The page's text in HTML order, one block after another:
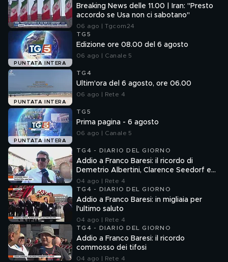
Breaking News delle 11.00 | Iran: "Presto
accordo se Usa non ci sabotano"
06 ago | Tgcom24
PUNTATA INTERA
TG5
Edizione ore 08.00 del 6 agosto
06 ago | Canale 5
PUNTATA INTERA
TG4
Ultim'ora del 6 agosto, ore 06.00
06 ago | Rete 4
PUNTATA INTERA
TG5
Prima pagina - 6 agosto
06 ago | Canale 5
TG4 - DIARIO DEL GIORNO
Addio a Franco Baresi: il ricordo di
Demetrio Albertini, Clarence Seedorf e
Giovanni Galli
04 ago | Rete 4
TG4 - DIARIO DEL GIORNO
Addio a Franco Baresi: in migliaia per
l'ultimo saluto
04 ago | Rete 4
TG4 - DIARIO DEL GIORNO
Addio a Franco Baresi: il ricordo
commosso dei tifosi
04 ago | Rete 4